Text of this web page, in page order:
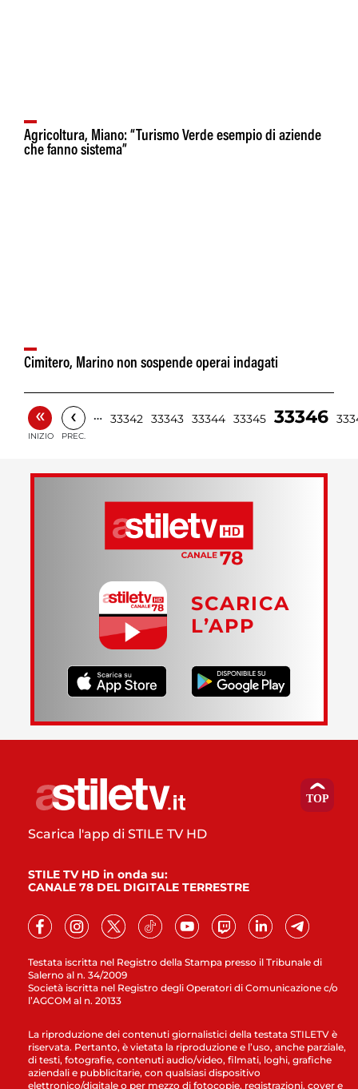
Agricoltura, Miano: “Turismo Verde esempio di aziende
che fanno sistema”
Cimitero, Marino non sospende operai indagati
«
INIZIO
‹
PREC.
… 33342 33343 33344 33345 33346
SCARICA
L’APP
Testata iscritta nel Registro della Stampa presso il Tribunale di
Salerno al n. 34/2009
Società iscritta nel Registro degli Operatori di Comunicazione c/o
l’AGCOM al n. 20133
Scarica l'app di STILE TV HD
STILE TV HD in onda su:
CANALE 78 DEL DIGITALE TERRESTRE
La riproduzione dei contenuti giornalistici della testata STILETV è
riservata. Pertanto, è vietata la riproduzione e l’uso, anche parziale,
di testi, fotografie, contenuti audio/video, filmati, loghi, grafiche
aziendali e pubblicitarie, con qualsiasi dispositivo
elettronico/digitale o per mezzo di fotocopie, registrazioni, cover e